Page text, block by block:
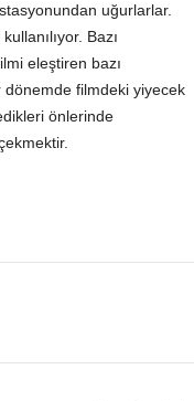
uğurlarlar.
Bazı
eleştiren bazı
dönemde filmdeki yiyecek
önlerinde